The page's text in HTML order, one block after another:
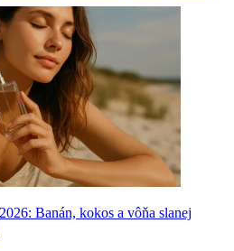
Banán, kokos a vôňa slanej